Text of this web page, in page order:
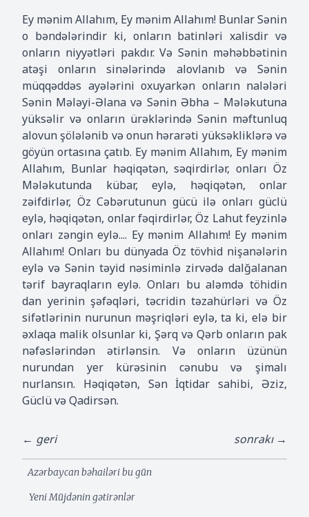
Ey mənim Allahım, Ey mənim Allahım! Bunlar Sənin
o bəndələrindir ki, onların batinləri xalisdir və
onların niyyətləri pakdır. Və Sənin məhəbbətinin
atəşi onların sinələrində alovlanıb və Sənin
müqqəddəs ayələrini oxuyarkən onların nalələri
Sənin Mələyi-Əlana və Sənin Əbha – Mələkutuna
yüksəlir və onların ürəklərində Sənin məftunluq
alovun şölələnib və onun hərarəti yüksəkliklərə və
göyün ortasına çatıb. Ey mənim Allahım, Ey mənim
Allahım, Bunlar həqiqətən, səqirdirlər, onları Öz
Mələkutunda kübar, eylə, həqiqətən, onlar
zəifdirlər, Öz Cəbərutunun gücü ilə onları güclü
eylə, həqiqətən, onlar fəqirdirlər, Öz Lahut feyzinlə
onları zəngin eylə.... Ey mənim Allahım! Ey mənim
Allahım! Onları bu dünyada Öz tövhid nişanələrin
eylə və Sənin təyid nəsiminlə zirvədə dalğalanan
tərif bayraqların eylə. Onları bu aləmdə töhidin
dan yerinin şəfəqləri, təcridin təzahürləri və Öz
sifətlərinin nurunun məşriqləri eylə, ta ki, elə bir
əxlaqa malik olsunlar ki, Şərq və Qərb onların pak
nəfəslərindən ətirlənsin. Və onların üzünün
nurundan yer kürəsinin cənubu və şimalı
nurlansın. Həqiqətən, Sən İqtidar sahibi, Əziz,
Güclü və Qadirsən.
← geri sonrakı →
Azərbaycan bəhailəri bu gün
Yeni Müjdənin gətirənlər